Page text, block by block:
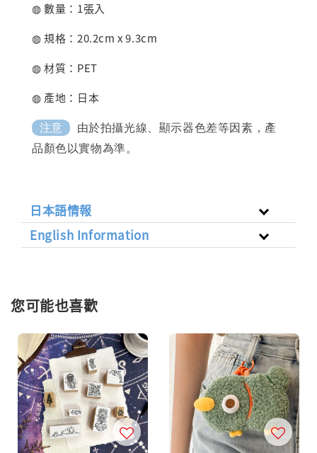
◍ 數量：1張入
◍ 規格：20.2cm x 9.3cm
◍ 材質：PET
◍ 產地：日本
注意
由於拍攝光線、顯示器色差等因素，產
品顏色以實物為準。
日本語情報
English Information
您可能也喜歡